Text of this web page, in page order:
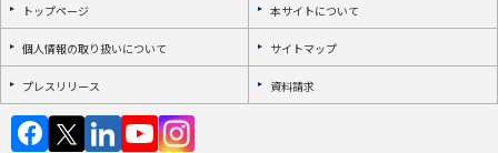
トップページ 本サイトについて
個人情報の取り扱いについて サイトマップ
プレスリリース 資料請求